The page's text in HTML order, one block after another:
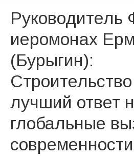
Руководитель
иеромонах
(Бурыгин):
лучший ответ
глобальные
современности